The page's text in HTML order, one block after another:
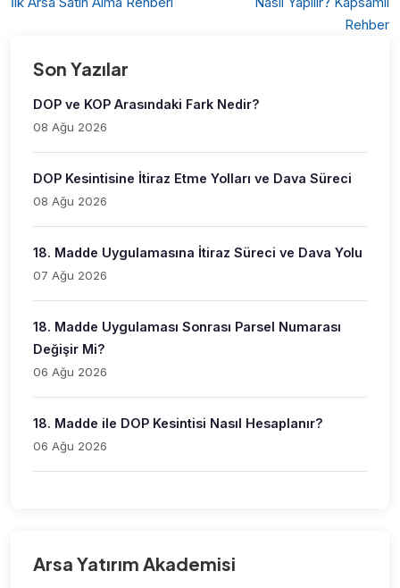
Rehber
Son Yazılar
DOP ve KOP Arasındaki Fark Nedir?
08 Ağu 2026
DOP Kesintisine İtiraz Etme Yolları ve Dava Süreci
08 Ağu 2026
18. Madde Uygulamasına İtiraz Süreci ve Dava Yolu
07 Ağu 2026
18. Madde Uygulaması Sonrası Parsel Numarası
Değişir Mi?
06 Ağu 2026
18. Madde ile DOP Kesintisi Nasıl Hesaplanır?
06 Ağu 2026
Arsa Yatırım Akademisi